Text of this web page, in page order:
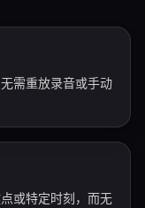
需重放录音或手动
或特定时刻，而无